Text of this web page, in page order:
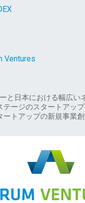
Ventures
と日本における幅広い
テージのスタートアッ
ートアップの新規事業創